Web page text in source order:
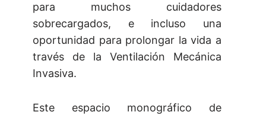
para muchos cuidadores
sobrecargados, e incluso una
oportunidad para prolongar la vida a
través de la Ventilación Mecánica
Invasiva.
Este espacio monográfico de